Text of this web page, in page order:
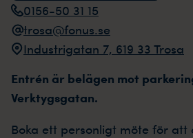
0156-50 31 15
trosa@fonus.se
Industrigatan 7, 619 33 Trosa
Entrén är belägen mot
Verktygsgatan.
Boka ett personligt möte för att